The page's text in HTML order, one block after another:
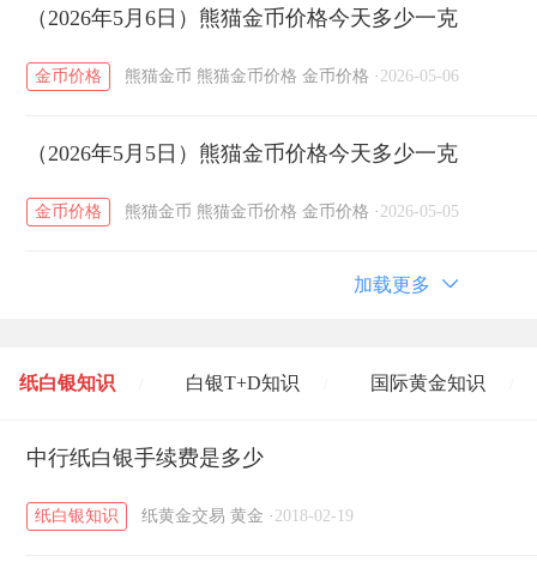
（2026年5月6日）熊猫金币价格今天多少一克
金币价格 熊猫金币 熊猫金币价格 金币价格 · 2026-05-06
（2026年5月5日）熊猫金币价格今天多少一克
金币价格 熊猫金币 熊猫金币价格 金币价格 · 2026-05-05
加载更多
纸白银知识 白银T+D知识 国际黄金知识
黄金T+D知识 / 粤贵银知识
中行纸白银手续费是多少
纸白银知识 纸黄金交易 黄金 · 2018-02-19